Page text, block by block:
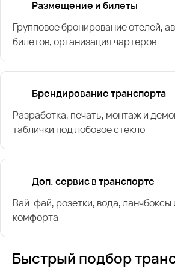
Размещение и билеты
Групповое бронирование отелей,
билетов, организация чартеров
Брендирование транспорта
Разработка, печать, монтаж и
таблички под лобовое стекло
Доп. сервис в транспорте
Вай-фай, розетки, вода, ланчбоксы
комфорта
Быстрый подбор